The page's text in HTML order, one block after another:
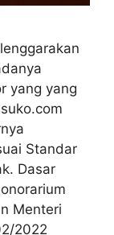
yang yang
Standar
Dasar
Menteri
2022